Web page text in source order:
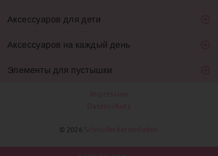
Аксессуаров для дети
Аксессуаров на каждый день
Элементы для пустышки
© 2026